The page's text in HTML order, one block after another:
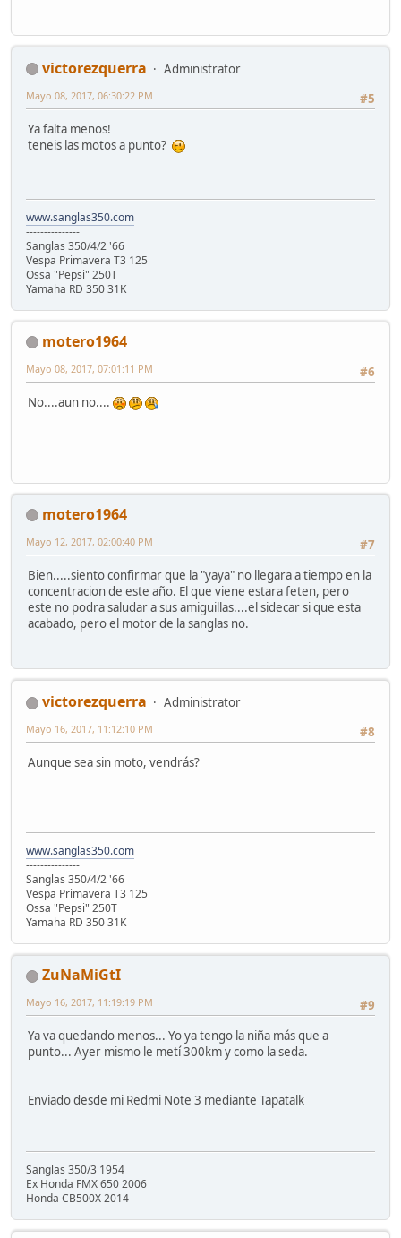
victorezquerra
Administrator
#5
Mayo 08, 2017, 06:30:22 PM
Ya falta menos!
teneis las motos a punto?
www.sanglas350.com
---------------
Sanglas 350/4/2 '66
Vespa Primavera T3 125
Ossa "Pepsi" 250T
Yamaha RD 350 31K
motero1964
#6
Mayo 08, 2017, 07:01:11 PM
No....aun no....
motero1964
#7
Mayo 12, 2017, 02:00:40 PM
Bien.....siento confirmar que la "yaya" no llegara a tiempo en la
concentracion de este año. El que viene estara feten, pero
este no podra saludar a sus amiguillas....el sidecar si que esta
acabado, pero el motor de la sanglas no.
victorezquerra
Administrator
#8
Mayo 16, 2017, 11:12:10 PM
Aunque sea sin moto, vendrás?
www.sanglas350.com
---------------
Sanglas 350/4/2 '66
Vespa Primavera T3 125
Ossa "Pepsi" 250T
Yamaha RD 350 31K
ZuNaMiGtI
#9
Mayo 16, 2017, 11:19:19 PM
Ya va quedando menos... Yo ya tengo la niña más que a
punto... Ayer mismo le metí 300km y como la seda.
Enviado desde mi Redmi Note 3 mediante Tapatalk
Sanglas 350/3 1954
Ex Honda FMX 650 2006
Honda CB500X 2014